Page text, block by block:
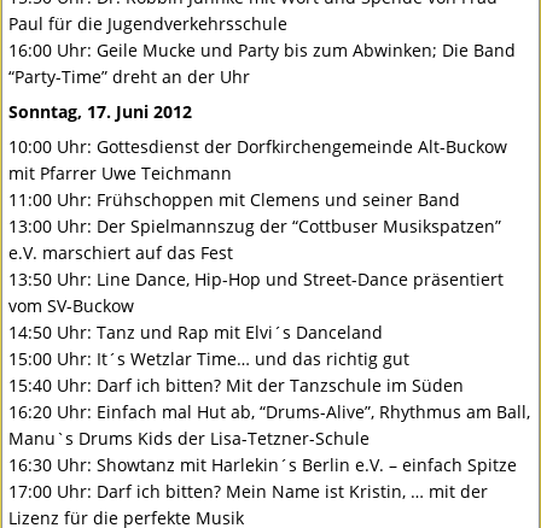
Paul für die Jugendverkehrsschule
16:00 Uhr: Geile Mucke und Party bis zum Abwinken; Die Band
“Party-Time” dreht an der Uhr
Sonntag, 17. Juni 2012
10:00 Uhr: Gottesdienst der Dorfkirchengemeinde Alt-Buckow
mit Pfarrer Uwe Teichmann
11:00 Uhr: Frühschoppen mit Clemens und seiner Band
13:00 Uhr: Der Spielmannszug der “Cottbuser Musikspatzen”
e.V. marschiert auf das Fest
13:50 Uhr: Line Dance, Hip-Hop und Street-Dance präsentiert
vom SV-Buckow
14:50 Uhr: Tanz und Rap mit Elvi´s Danceland
15:00 Uhr: It´s Wetzlar Time… und das richtig gut
15:40 Uhr: Darf ich bitten? Mit der Tanzschule im Süden
16:20 Uhr: Einfach mal Hut ab, “Drums-Alive”, Rhythmus am Ball,
Manu`s Drums Kids der Lisa-Tetzner-Schule
16:30 Uhr: Showtanz mit Harlekin´s Berlin e.V. – einfach Spitze
17:00 Uhr: Darf ich bitten? Mein Name ist Kristin, … mit der
Lizenz für die perfekte Musik